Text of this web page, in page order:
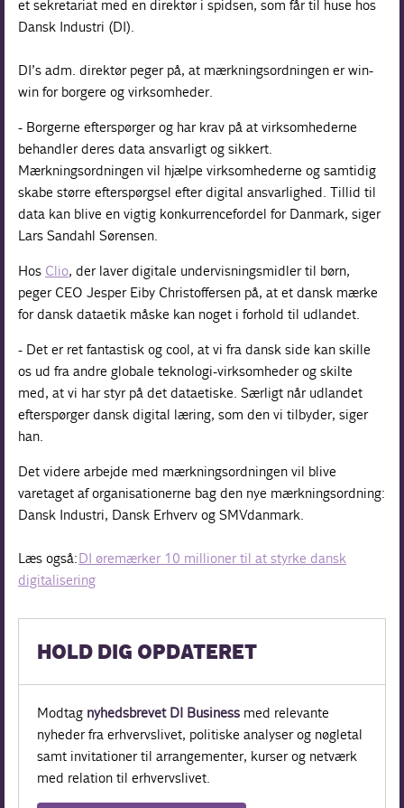
et sekretariat med en direktør i spidsen, som får til huse hos
Dansk Industri (DI).
DI’s adm. direktør peger på, at mærkningsordningen er win-
win for borgere og virksomheder.
- Borgerne efterspørger og har krav på at virksomhederne
behandler deres data ansvarligt og sikkert.
Mærkningsordningen vil hjælpe virksomhederne og samtidig
skabe større efterspørgsel efter digital ansvarlighed. Tillid til
data kan blive en vigtig konkurrencefordel for Danmark, siger
Lars Sandahl Sørensen.
Hos Clio, der laver digitale undervisningsmidler til børn,
peger CEO Jesper Eiby Christoffersen på, at et dansk mærke
for dansk dataetik måske kan noget i forhold til udlandet.
- Det er ret fantastisk og cool, at vi fra dansk side kan skille
os ud fra andre globale teknologi-virksomheder og skilte
med, at vi har styr på det dataetiske. Særligt når udlandet
efterspørger dansk digital læring, som den vi tilbyder, siger
han.
Det videre arbejde med mærkningsordningen vil blive
varetaget af organisationerne bag den nye mærkningsordning:
Dansk Industri, Dansk Erhverv og SMVdanmark.
Læs også:DI øremærker 10 millioner til at styrke dansk
digitalisering
HOLD DIG OPDATERET
Modtag nyhedsbrevet DI Business med relevante
nyheder fra erhvervslivet, politiske analyser og nøgletal
samt invitationer til arrangementer, kurser og netværk
med relation til erhvervslivet.